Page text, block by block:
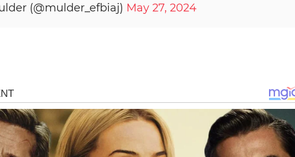
(@mulder_efbiaj) May 27, 2024